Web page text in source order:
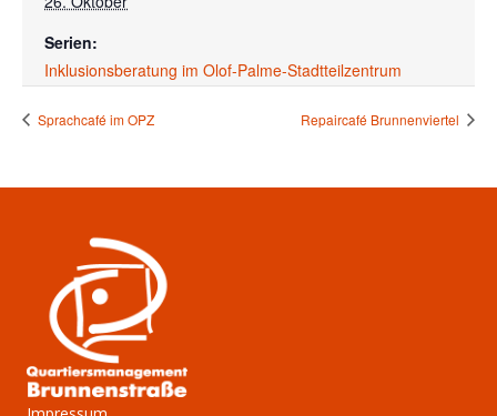
Serien:
Inklusionsberatung im Olof-Palme-Stadtteilzentrum
Sprachcafé im OPZ Repaircafé Brunnenviertel